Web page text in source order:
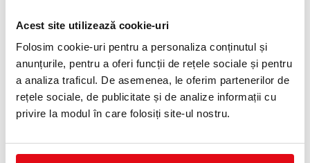
Acest site utilizează cookie-uri
Folosim cookie-uri pentru a personaliza conținutul și
anunțurile, pentru a oferi funcții de rețele sociale și pentru
a analiza traficul. De asemenea, le oferim partenerilor de
rețele sociale, de publicitate și de analize informații cu
privire la modul în care folosiți site-ul nostru.
86,83 lei(pret cu TVA)
119,00 lei(pret cu TVA)